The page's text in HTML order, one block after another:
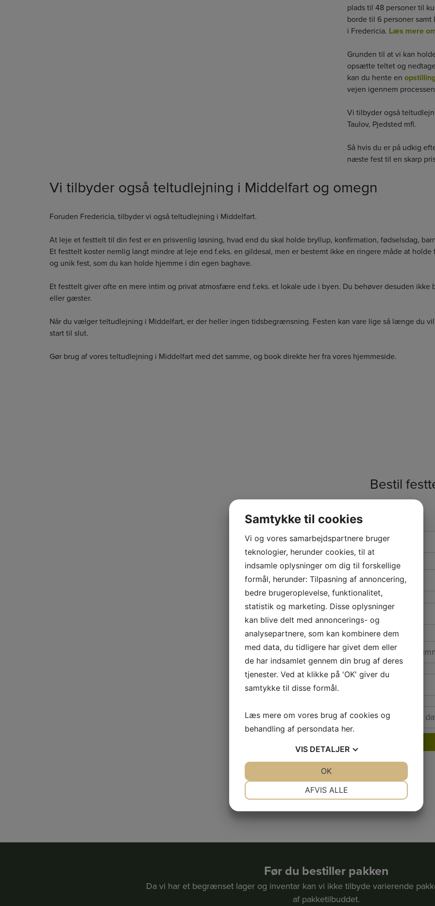
plads til 48 personer til
borde til 6 personer
i Fredericia. Læs mere
Grunden til at vi kan
opsætte teltet og
kan du hente en
vejen igennem
Vi tilbyder også
Taulov, Pjedsted mfl.
Så hvis du er på udkig
næste fest til en skarp
Vi tilbyder også teltudlejning i Middelfart og omegn
Foruden Fredericia, tilbyder vi også teltudlejning i Middelfart.
At leje et festtelt til din fest er en prisvenlig løsning, hvad end du skal holde bryllup, konfirmation, fødselsdag,
Et festtelt koster nemlig langt mindre at leje end f.eks. en gildesal, men er bestemt ikke en ringere måde at
og unik fest, som du kan holde hjemme i din egen baghave.
Et festtelt giver ofte en mere intim og privat atmosfære end f.eks. et lokale ude i byen. Du behøver desuden
eller gæster.
Når du vælger teltudlejning i Middelfart, er der heller ingen tidsbegrænsning. Festen kan vare lige så længe du
start til slut.
Gør brug af vores teltudlejning i Middelfart med det samme, og book direkte her fra vores hjemmeside.
Bestil
Adresse
&
Postnummer
Adresselinje
Telefon
E-
for
Før du bestiller pakken
Da vi har et begrænset lager og inventar kan vi ikke tilbyde varierende
af pakketilbuddet.
Samtykke til cookies
Vi og vores samarbejdspartnere bruger
teknologier, herunder cookies, til at
indsamle oplysninger om dig til forskellige
formål, herunder: Tilpasning af annoncering,
bedre brugeroplevelse, funktionalitet,
statistik og marketing. Disse oplysninger
kan blive delt med annoncerings- og
analysepartnere, som kan kombinere dem
med data, du tidligere har givet dem eller
de har indsamlet gennem din brug af deres
tjenester. Ved at klikke på 'OK' giver du
samtykke til disse formål.
Læs mere om vores brug af cookies og
behandling af persondata her.
VIS DETALJER
AFVIS ALLE
OK